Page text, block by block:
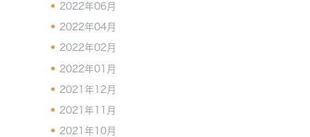
2022年06月
2022年04月
2022年02月
2022年01月
2021年12月
2021年11月
2021年10月